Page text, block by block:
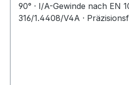
90° · I/A-Gewinde nach EN
316/1.4408/V4A ·